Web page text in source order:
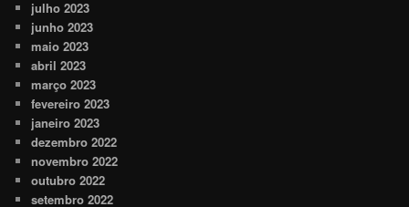
julho 2023
junho 2023
maio 2023
abril 2023
março 2023
fevereiro 2023
janeiro 2023
dezembro 2022
novembro 2022
outubro 2022
setembro 2022